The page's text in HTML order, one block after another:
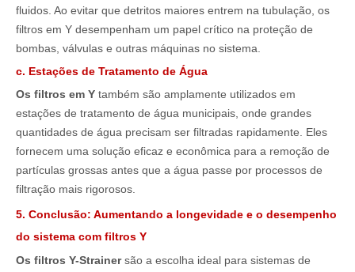
fluidos. Ao evitar que detritos maiores entrem na tubulação, os
filtros em Y desempenham um papel crítico na proteção de
bombas, válvulas e outras máquinas no sistema.
c. Estações de Tratamento de Água
Os filtros em Y também são amplamente utilizados em
estações de tratamento de água municipais, onde grandes
quantidades de água precisam ser filtradas rapidamente. Eles
fornecem uma solução eficaz e econômica para a remoção de
partículas grossas antes que a água passe por processos de
filtração mais rigorosos.
5. Conclusão: Aumentando a longevidade e o desempenho
do sistema com filtros Y
Os filtros Y-Strainersão a escolha ideal para sistemas de